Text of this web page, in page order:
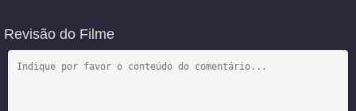
Revisão do Filme